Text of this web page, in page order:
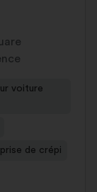
voiture
de crépi